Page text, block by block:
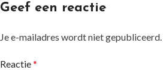
Geef een reactie
Je e-mailadres wordt niet gepubliceerd.
Reactie*